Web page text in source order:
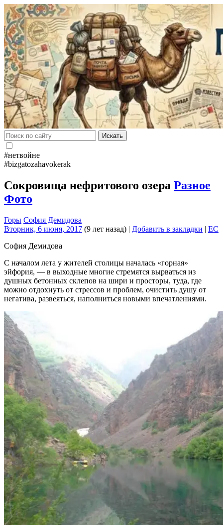
Искать
#нетвойне
#bizgatozahavokerak
Сокровища нефритового озера Разное
Фото
Горы София Демидова
Вторник, 6 июня, 2017 (9 лет назад) | Добавить в закладки | EC
София Демидова
С началом лета у жителей столицы началась «горная»
эйфория, — в выходные многие стремятся вырваться из
душных бетонных склепов на шири и просторы, туда, где
можно отдохнуть от стрессов и проблем, очистить душу от
негатива, развеяться, наполниться новыми впечатлениями.